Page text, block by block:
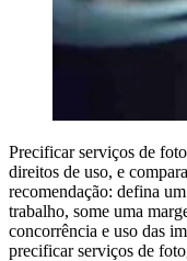
Precificar serviços de
direitos de uso, e
recomendação: defina
trabalho, some uma
concorrência e uso das
precificar serviços de